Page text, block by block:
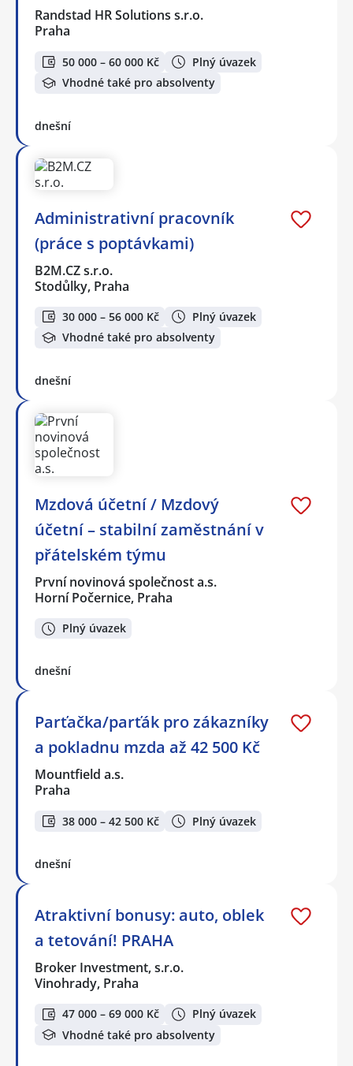
Randstad HR Solutions s.r.o.
Praha
50 000 – 60 000 Kč
Plný úvazek
Vhodné také pro absolventy
dnešní
Administrativní pracovník
(práce s poptávkami)
B2M.CZ s.r.o.
Stodůlky, Praha
30 000 – 56 000 Kč
Plný úvazek
Vhodné také pro absolventy
dnešní
Mzdová účetní / Mzdový
účetní – stabilní zaměstnání v
přátelském týmu
První novinová společnost a.s.
Horní Počernice, Praha
Plný úvazek
dnešní
Parťačka/parťák pro zákazníky
a pokladnu mzda až 42 500 Kč
Mountfield a.s.
Praha
38 000 – 42 500 Kč Plný úvazek
dnešní
Atraktivní bonusy: auto, oblek
a tetování! PRAHA
Broker Investment, s.r.o.
Vinohrady, Praha
47 000 – 69 000 Kč
Plný úvazek
Vhodné také pro absolventy